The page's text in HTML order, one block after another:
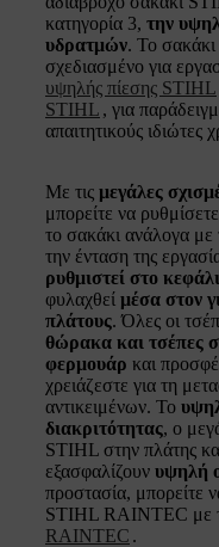
κατηγορία 3, την
υδρατμών. Το σακάκι
σχεδιασμένο για
υψηλής πίεσης STIHL
STIHL , για
απαιτητικούς ιδιώτες
Με τις μεγάλες
μπορείτε να
το σακάκι ανάλογα με
την ένταση της
ρυθμιστεί στο
φυλαχθεί μέσα στον
πλάτους. Όλες οι
θώρακα και τσέπες
φερμουάρ και
χρειάζεστε για τη
αντικειμένων. Το
διακριτότητας, ο
STIHL στην πλάτης
εξασφαλίζουν υψηλή
προστασία, μπορείτε
STIHL RAINTEC με
RAINTEC .